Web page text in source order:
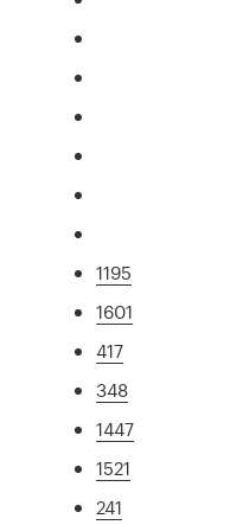
1195
1601
417
348
1447
1521
241